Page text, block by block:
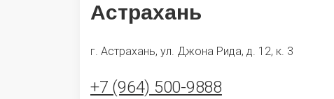
Астрахань
г. Астрахань, ул. Джона Рида, д. 12, к. 3
+7 (964) 500-9888